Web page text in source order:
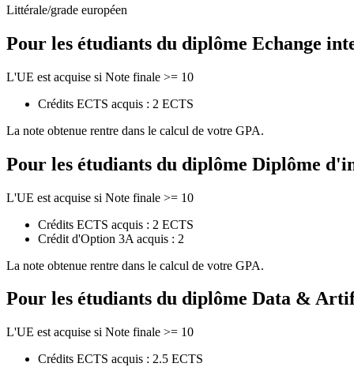
Littérale/grade européen
Pour les étudiants du diplôme Echange
L'UE est acquise si Note finale >= 10
Crédits ECTS acquis : 2 ECTS
La note obtenue rentre dans le calcul de votre GPA.
Pour les étudiants du diplôme Diplôme
L'UE est acquise si Note finale >= 10
Crédits ECTS acquis : 2 ECTS
Crédit d'Option 3A acquis : 2
La note obtenue rentre dans le calcul de votre GPA.
Pour les étudiants du diplôme Data &
L'UE est acquise si Note finale >= 10
Crédits ECTS acquis : 2.5 ECTS